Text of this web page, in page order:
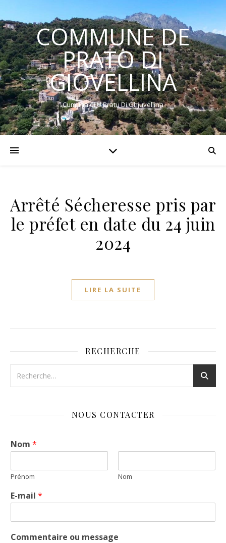
COMMUNE DE
PRATO DI
GIOVELLINA
Cumuna di U Pratu Di Ghjuvellina
Arrêté Sécheresse pris par
le préfet en date du 24 juin
2024
LIRE LA SUITE
RECHERCHE
NOUS CONTACTER
Nom *
Prénom Nom
E-mail *
Commentaire ou message